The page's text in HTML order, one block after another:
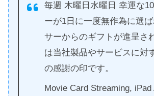
毎週 木曜日水曜日 幸運な
ーが1日に一度無作為に選
サーからのギフトが進呈さ
は当社製品やサービスに対
の感謝の印です。
Movie Card Streaming, iPad